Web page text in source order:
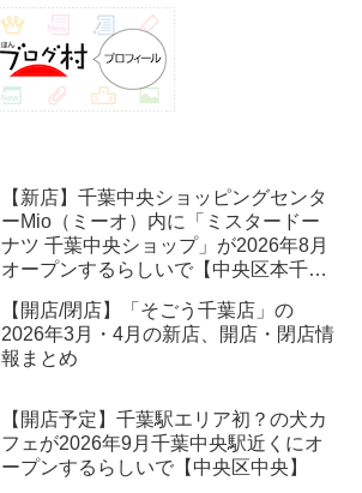
【新店】千葉中央ショッピングセンタ
ーMio（ミーオ）内に「ミスタードー
ナツ 千葉中央ショップ」が2026年8月
オープンするらしいで【中央区本千葉
【開店/閉店】「そごう千葉店」の
2026年3月・4月の新店、開店・閉店情
報まとめ
【開店予定】千葉駅エリア初？の犬カ
フェが2026年9月千葉中央駅近くにオ
ープンするらしいで【中央区中央】